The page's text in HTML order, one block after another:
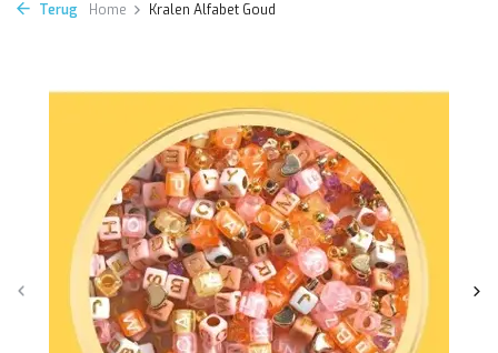
Terug Home Kralen Alfabet Goud